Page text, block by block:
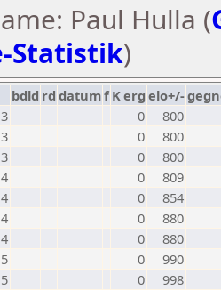
Paul Hulla (
Statistik)
bdld rd datumf Kerg elo+/-
0
800
0
800
0
800
0
809
0
854
0
880
0
880
0
990
0
998